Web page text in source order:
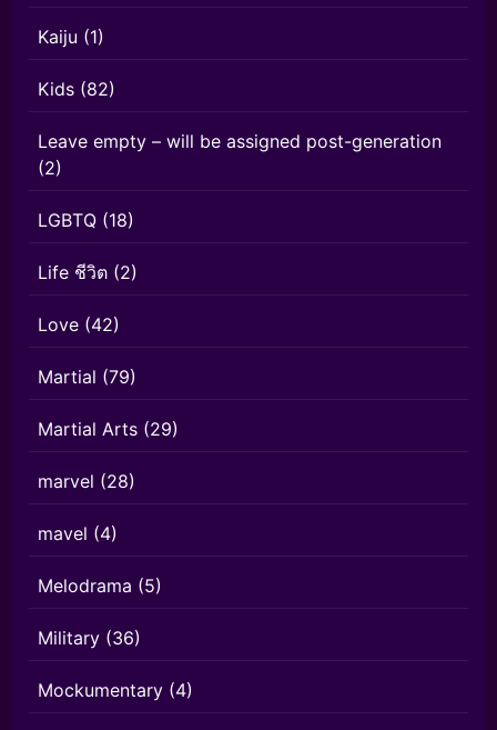
Kaiju (1)
Kids (82)
Leave empty – will be assigned post-generation
(2)
LGBTQ (18)
Life ชีวิต (2)
Love (42)
Martial (79)
Martial Arts (29)
marvel (28)
mavel (4)
Melodrama (5)
Military (36)
Mockumentary (4)